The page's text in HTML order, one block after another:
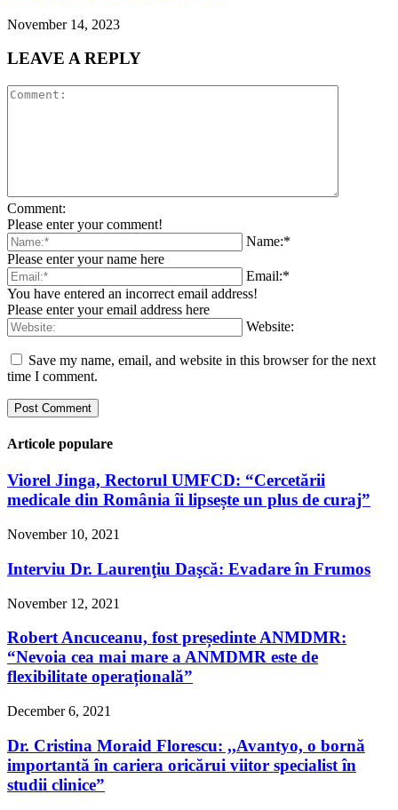
November 14, 2023
LEAVE A REPLY
Comment:
Please enter your comment!
Name:*
Please enter your name here
Email:*
You have entered an incorrect email address!
Please enter your email address here
Website:
Save my name, email, and website in this browser for the next
time I comment.
Articole populare
Viorel Jinga, Rectorul UMFCD: “Cercetării
medicale din România îi lipsește un plus de curaj”
November 10, 2021
Interviu Dr. Laurenţiu Daşcă: Evadare în Frumos
November 12, 2021
Robert Ancuceanu, fost președinte ANMDMR:
“Nevoia cea mai mare a ANMDMR este de
flexibilitate operațională”
December 6, 2021
Dr. Cristina Moraid Florescu: ,,Avantyo, o bornă
importantă în cariera oricărui viitor specialist în
studii clinice”